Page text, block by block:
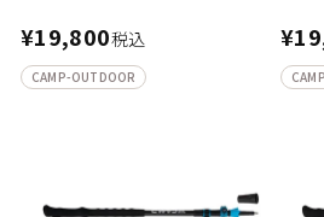
¥19,800税込
CAMP-OUTDOOR
¥